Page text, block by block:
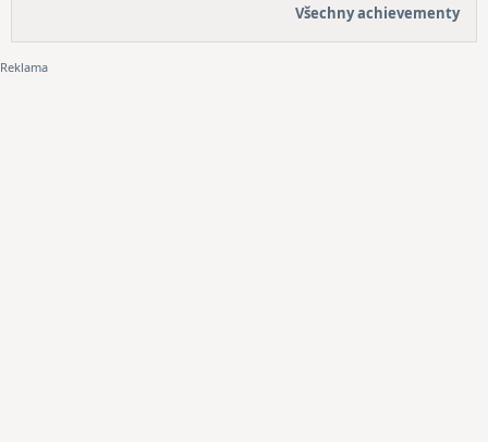
Všechny achievementy